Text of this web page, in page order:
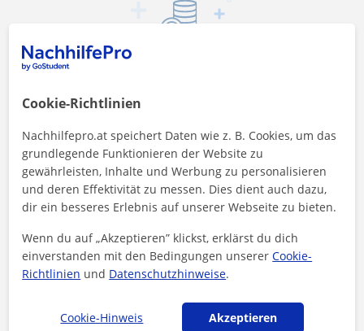
Es handelt sich um den Durchschnittspreis für
<4 Stunden
Anfragen
Cookie-Richtlinien
Nachhilfepro.at speichert Daten wie z. B. Cookies, um das
grundlegende Funktionieren der Website zu
gewährleisten, Inhalte und Werbung zu personalisieren
und deren Effektivität zu messen. Dies dient auch dazu,
dir ein besseres Erlebnis auf unserer Webseite zu bieten.
Wenn du auf „Akzeptieren” klickst, erklärst du dich
einverstanden mit den Bedingungen unsererCookie-
Richtlinien und Datenschutzhinweise.
Cookie-Hinweis Akzeptieren